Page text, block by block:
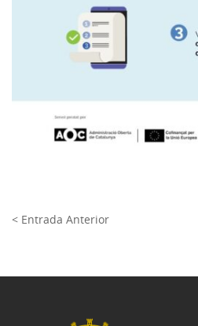
< Entrada Anterior